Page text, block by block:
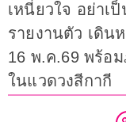
เหนี่ยวใจ อย่าเ
รายงานตัว เดิน
16 พ.ค.69 พร้อ
ในแวดวงสีกากี